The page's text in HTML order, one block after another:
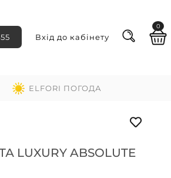
Вхід до кабінету
0
ELFORI ПОГОДА
ABSOLUTE